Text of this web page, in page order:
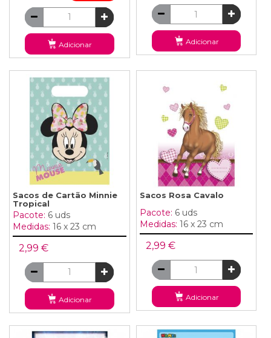
Adicionar Adicionar
Sacos de Cartão Minnie
Tropical
Pacote: 6 uds
Medidas: 16 x 23 cm
2,99 €
Adicionar
Sacos Rosa Cavalo
Pacote: 6 uds
Medidas: 16 x 23 cm
2,99 €
Adicionar